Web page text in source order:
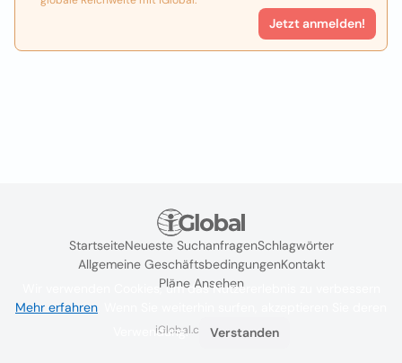
Jetzt anmelden!
StartseiteNeueste SuchanfragenSchlagwörter
Allgemeine GeschäftsbedingungenKontakt
Pläne Ansehen
iGlobal.co @ 2024
Wir verwenden Cookies, um das Nutzererlebnis zu verbessern
Mehr erfahren
Verwendung.
Verstanden